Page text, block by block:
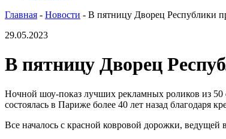
Главная - Новости - В пятницу Дворец Республики
29.05.2023
В пятницу Дворец
Ночной шоу-показ лучших рекламных роликов из
состоялась в Париже более 40 лет назад благодаря
Все началось с красной ковровой дорожки,